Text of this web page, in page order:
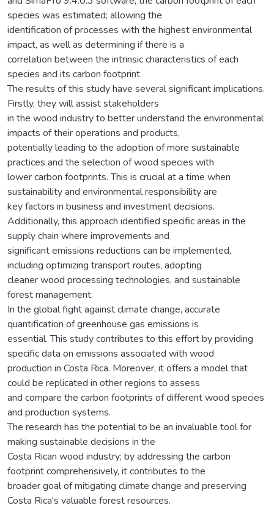
species was estimated; allowing the
identification of processes with the highest environmental
impact, as well as determining if there is a
correlation between the intrinsic characteristics of each
species and its carbon footprint.
The results of this study have several significant implications.
Firstly, they will assist stakeholders
in the wood industry to better understand the environmental
impacts of their operations and products,
potentially leading to the adoption of more sustainable
practices and the selection of wood species with
lower carbon footprints. This is crucial at a time when
sustainability and environmental responsibility are
key factors in business and investment decisions.
Additionally, this approach identified specific areas in the
supply chain where improvements and
significant emissions reductions can be implemented,
including optimizing transport routes, adopting
cleaner wood processing technologies, and sustainable
forest management.
In the global fight against climate change, accurate
quantification of greenhouse gas emissions is
essential. This study contributes to this effort by providing
specific data on emissions associated with wood
production in Costa Rica. Moreover, it offers a model that
could be replicated in other regions to assess
and compare the carbon footprints of different wood species
and production systems.
The research has the potential to be an invaluable tool for
making sustainable decisions in the
Costa Rican wood industry; by addressing the carbon
footprint comprehensively, it contributes to the
broader goal of mitigating climate change and preserving
Costa Rica's valuable forest resources.